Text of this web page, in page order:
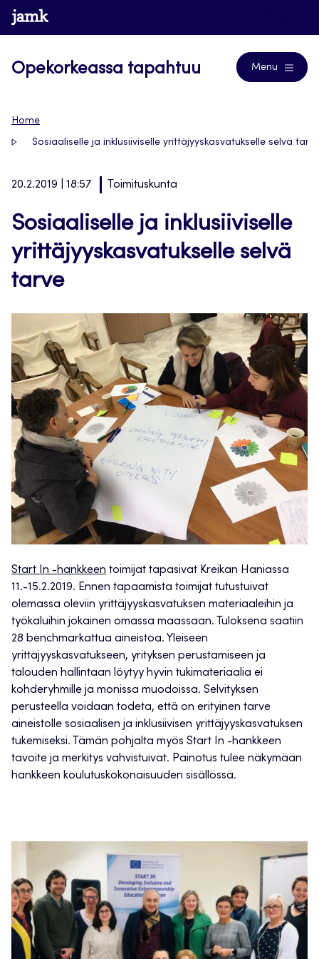
Siirry
suoraan
www.jamk.fi
Opekorkeassa tapahtuu Menu
Home
Sosiaaliselle ja inklusiiviselle yrittäjyyskasvatukselle selvä tarve
20.2.2019 | 18:57 Toimituskunta
Sosiaaliselle ja inklusiiviselle
yrittäjyyskasvatukselle selvä
tarve
Start In -hankkeen toimijat tapasivat Kreikan Haniassa
11.-15.2.2019. Ennen tapaamista toimijat tutustuivat
olemassa oleviin yrittäjyyskasvatuksen materiaaleihin ja
työkaluihin jokainen omassa maassaan. Tuloksena saatiin
28 benchmarkattua aineistoa. Yleiseen
yrittäjyyskasvatukseen, yrityksen perustamiseen ja
talouden hallintaan löytyy hyvin tukimateriaalia ei
kohderyhmille ja monissa muodoissa. Selvityksen
perusteella voidaan todeta, että on erityinen tarve
aineistolle sosiaalisen ja inklusiivisen yrittäjyyskasvatuksen
tukemiseksi. Tämän pohjalta myös Start In -hankkeen
tavoite ja merkitys vahvistuivat. Painotus tulee näkymään
hankkeen koulutuskokonaisuuden sisällössä.